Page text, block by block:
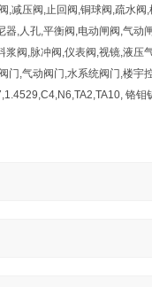
减压阀,止回阀,铜球阀,疏水
,人孔,平衡阀,电动闸阀,气
阀,脉冲阀,仪表阀,视镜,液
,气动阀门,水系统阀门,楼
铬钼